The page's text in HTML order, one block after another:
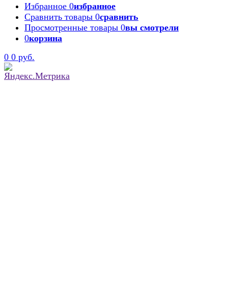
Избранное 0избранное
Сравнить товары 0сравнить
Просмотренные товары 0вы смотрели
0корзина
0 0 руб.